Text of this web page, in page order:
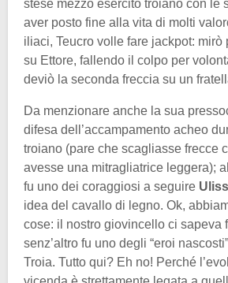
stese mezzo esercito troiano con le
aver posto fine alla vita di molti
iliaci, Teucro volle fare jackpot: mirò
su Ettore, fallendo il colpo per
deviò la seconda freccia su un
Da menzionare anche la sua
difesa dell’accampamento acheo
troiano (pare che scagliasse frecce
avesse una mitragliatrice leggera);
fu uno dei coraggiosi a seguire
idea del cavallo di legno. Ok,
cose: il nostro giovincello ci sapeva
senz’altro fu uno degli “eroi
Troia. Tutto qui? Eh no! Perché